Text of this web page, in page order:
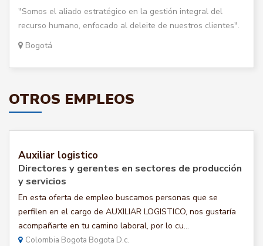
"Somos el aliado estratégico en la gestión integral del
recurso humano, enfocado al deleite de nuestros clientes".
Bogotá
OTROS EMPLEOS
Auxiliar logistico
Directores y gerentes en sectores de producción
y servicios
En esta oferta de empleo buscamos personas que se
perfilen en el cargo de AUXILIAR LOGISTICO, nos gustaría
acompañarte en tu camino laboral, por lo cu...
Colombia Bogota Bogota D.c.